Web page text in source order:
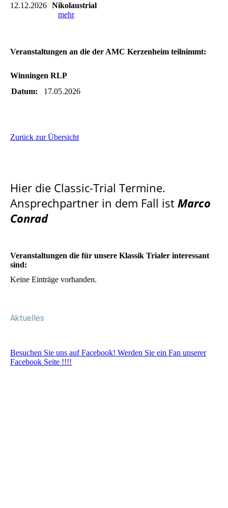
12.12.2026 Nikolaustrial
mehr
Veranstaltungen an die der AMC Kerzenheim teilnimmt:
Winningen RLP
Datum:
17.05.2026
Zurück zur Übersicht
Hier die Classic-Trial Termine.
Ansprechpartner in dem Fall ist Marco
Conrad
Veranstaltungen die für unsere Klassik Trialer interessant
sind:
Keine Einträge vorhanden.
Aktuelles
Besuchen Sie uns auf Facebook! Werden Sie ein Fan unserer
Facebook Seite !!!!